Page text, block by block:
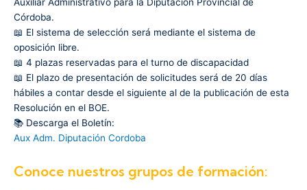
Córdoba.
📖 El sistema de selección será mediante el sistema de
oposición libre.
📖 4 plazas reservadas para el turno de discapacidad
📖 El plazo de presentación de solicitudes será de 20 días
hábiles a contar desde el siguiente al de la publicación de esta
Resolución en el BOE.
📚 Descarga el Boletín:
Aux Adm. Diputación Cordoba
Conoce nuestros grupos de formación: